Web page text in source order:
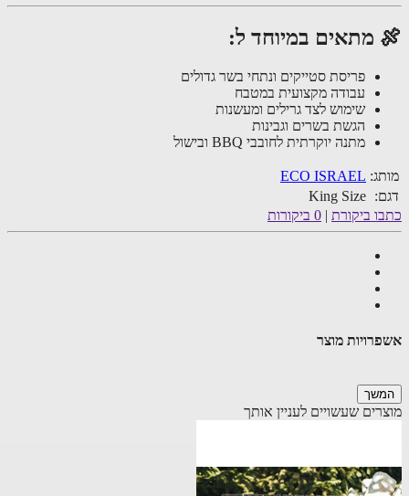
מתאים במיוחד ל:
פריסת סטייקים ונתחי בשר גדולים
עבודה מקצועית במטבח
שימוש לצד גרילים ומעשנות
הגשת בשרים וגבינות
מתנה יוקרתית לחובבי BBQ ובישול
ECO ISRAEL
King Size
ביקורת|0 ביקורות
מוצר
שעשויים לעניין אותך